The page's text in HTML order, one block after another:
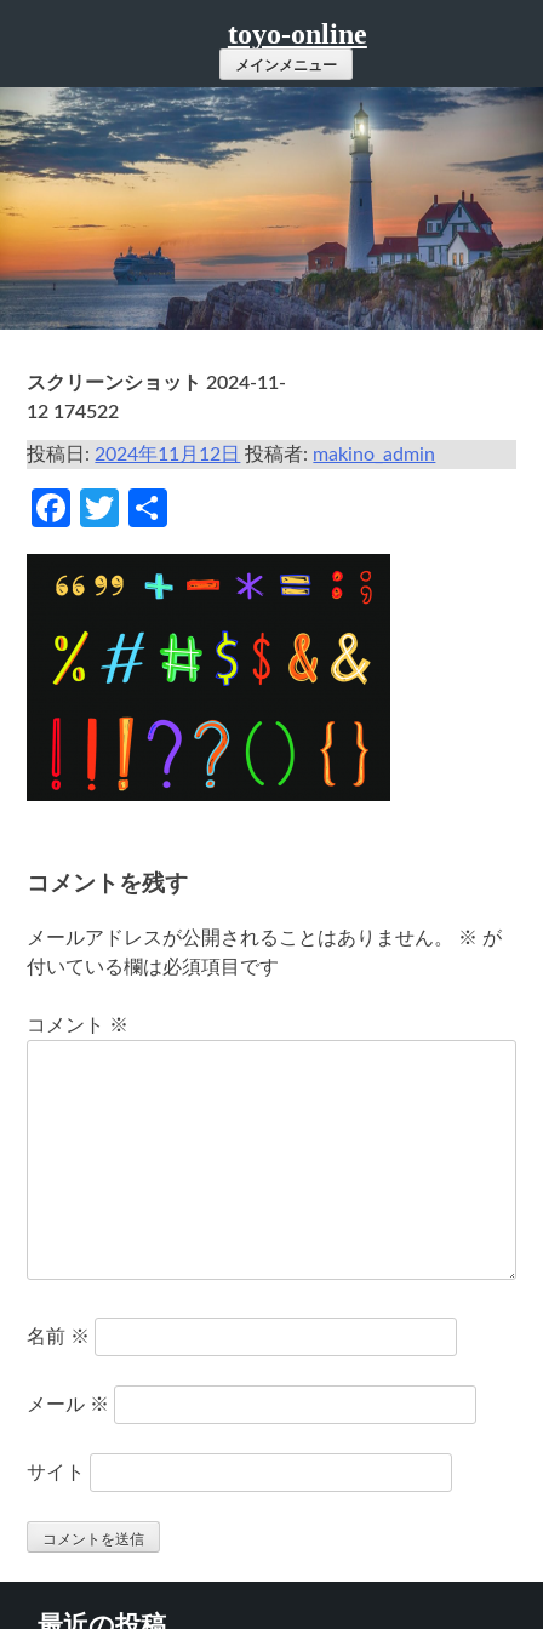
ツ
へ
ス
キ
ッ
プ
toyo-online
メインメニュー
スクリーンショット 2024-11-
12 174522
投稿日: 2024年11月12日 投稿者: makino_admin
Facebook
Twitter
有
コメントを残す
メールアドレスが公開されることはありません。 ※ が
付いている欄は必須項目です
コメント ※
名前 ※
メール ※
サイト